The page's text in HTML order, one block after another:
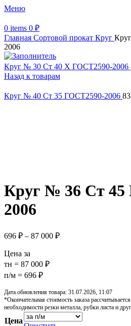
Меню
0 items 0 ₽
Главная Сортовой прокат Круг
2006
Круг № 30 Ст 40 Х ГОСТ2590-2006
Назад к товарам
Круг № 40 Ст 35 ГОСТ2590-2006
Круг № 36 Ст
2006
696 ₽ – 87 000 ₽
Цена за
тн = 87 000 ₽
п/м = 696 ₽
Дата обновления товара: 31.07.2026, 11:07
*Окончательная стоимость заказа
необходимости резки металла, рубки листа и
Цена